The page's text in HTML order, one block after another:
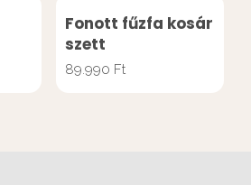
Fonott fűzfa kosár
szett
89.990 Ft